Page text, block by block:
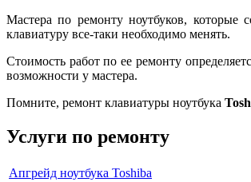
Мастера по ремонту ноутбуков, которые
клавиатуру все-таки необходимо менять.
Стоимость работ по ее ремонту
возможности у мастера.
Помните, ремонт клавиатуры ноутбука
Услуги по ремонту
Апгрейд ноутбука Toshiba